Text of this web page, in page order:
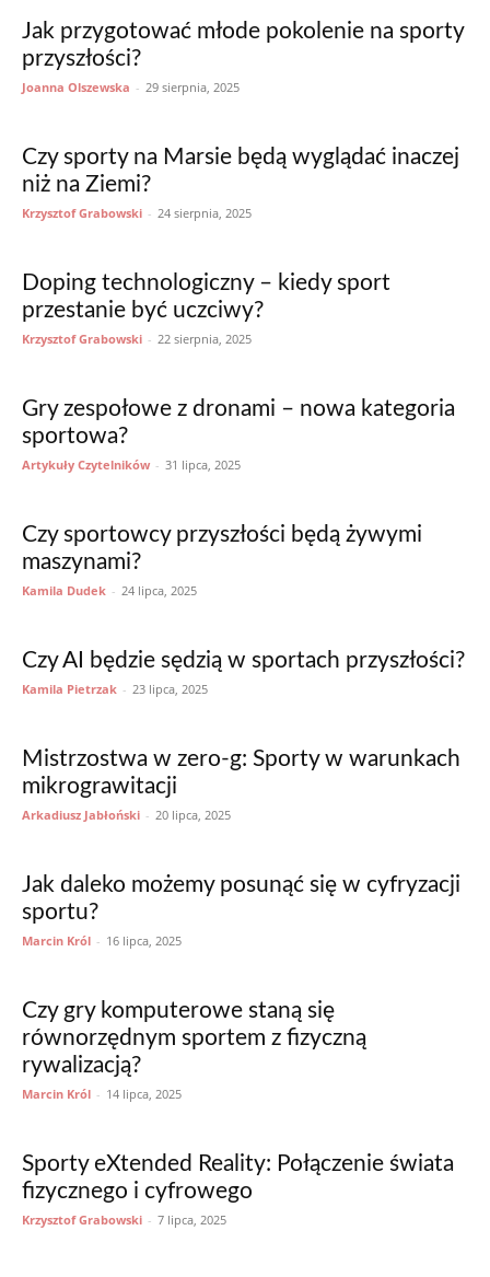
Jak przygotować młode pokolenie na sporty
przyszłości?
Joanna Olszewska - 29 sierpnia, 2025
Czy sporty na Marsie będą wyglądać inaczej
niż na Ziemi?
Krzysztof Grabowski - 24 sierpnia, 2025
Doping technologiczny – kiedy sport
przestanie być uczciwy?
Krzysztof Grabowski - 22 sierpnia, 2025
Gry zespołowe z dronami – nowa kategoria
sportowa?
Artykuły Czytelników - 31 lipca, 2025
Czy sportowcy przyszłości będą żywymi
maszynami?
Kamila Dudek - 24 lipca, 2025
Czy AI będzie sędzią w sportach przyszłości?
Kamila Pietrzak - 23 lipca, 2025
Mistrzostwa w zero-g: Sporty w warunkach
mikrograwitacji
Arkadiusz Jabłoński - 20 lipca, 2025
Jak daleko możemy posunąć się w cyfryzacji
sportu?
Marcin Król - 16 lipca, 2025
Czy gry komputerowe staną się
równorzędnym sportem z fizyczną
rywalizacją?
Marcin Król - 14 lipca, 2025
Sporty eXtended Reality: Połączenie świata
fizycznego i cyfrowego
Krzysztof Grabowski - 7 lipca, 2025